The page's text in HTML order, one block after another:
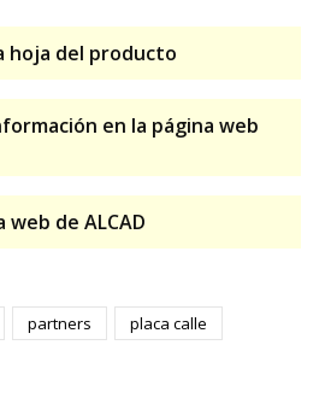
hoja del producto
en la página web
web de ALCAD
partners placa calle